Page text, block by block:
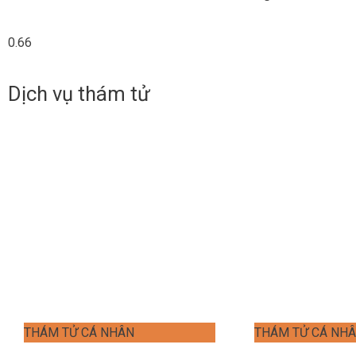
Dịch vụ thám tử
THÁM TỬ CÁ NHÂN THÁM TỬ CÁ